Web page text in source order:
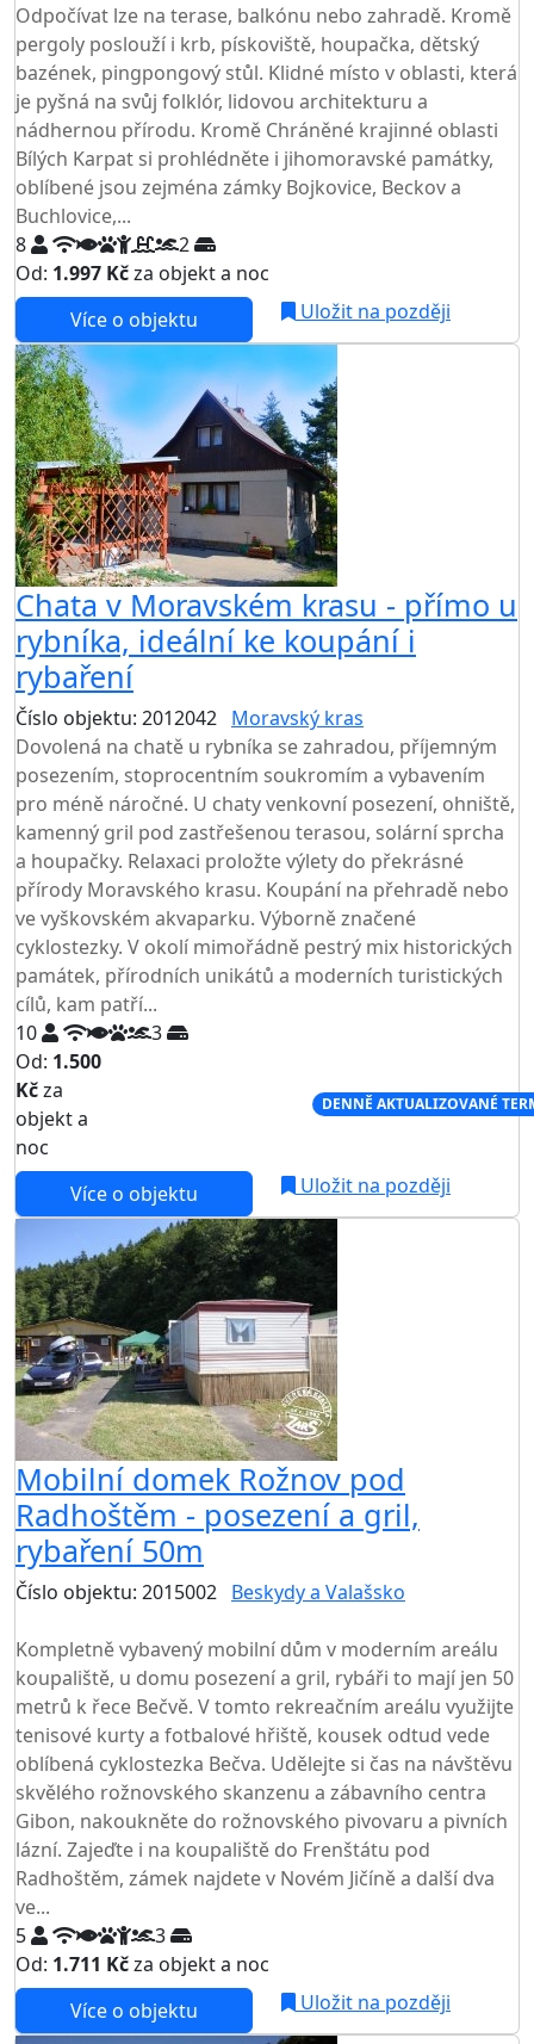
Odpočívat lze na terase, balkónu nebo zahradě. Kromě
pergoly poslouží i krb, pískoviště, houpačka, dětský
bazének, pingpongový stůl. Klidné místo v oblasti, která
je pyšná na svůj folklór, lidovou architekturu a
nádhernou přírodu. Kromě Chráněné krajinné oblasti
Bílých Karpat si prohlédněte i jihomoravské památky,
oblíbené jsou zejména zámky Bojkovice, Beckov a
Buchlovice,...
8
2
Od: 1.997 Kčza objekt a noc
Více o objektu
Uložit na později
Chata v Moravském krasu - přímo u
rybníka, ideální ke koupání i
rybaření
Číslo objektu: 2012042 Moravský kras
Dovolená na chatě u rybníka se zahradou, příjemným
posezením, stoprocentním soukromím a vybavením
pro méně náročné. U chaty venkovní posezení, ohniště,
kamenný gril pod zastřešenou terasou, solární sprcha
a houpačky. Relaxaci proložte výlety do překrásné
přírody Moravského krasu. Koupání na přehradě nebo
ve vyškovském akvaparku. Výborně značené
cyklostezky. V okolí mimořádně pestrý mix historických
památek, přírodních unikátů a moderních turistických
cílů, kam patří...
10
3
Od: 1.500
Kčza
objekt a
noc
DENNĚ AKTUALIZOVANÉ
Více o objektu Uložit na později
Mobilní domek Rožnov pod
Radhoštěm - posezení a gril,
rybaření 50m
Číslo objektu: 2015002 Beskydy a Valašsko
Kompletně vybavený mobilní dům v moderním areálu
koupaliště, u domu posezení a gril, rybáři to mají jen 50
metrů k řece Bečvě. V tomto rekreačním areálu využijte
tenisové kurty a fotbalové hřiště, kousek odtud vede
oblíbená cyklostezka Bečva. Udělejte si čas na návštěvu
skvělého rožnovského skanzenu a zábavního centra
Gibon, nakoukněte do rožnovského pivovaru a pivních
lázní. Zajeďte i na koupaliště do Frenštátu pod
Radhoštěm, zámek najdete v Novém Jičíně a další dva
ve...
5
3
Od: 1.711 Kčza objekt a noc
Více o objektu
Uložit na později